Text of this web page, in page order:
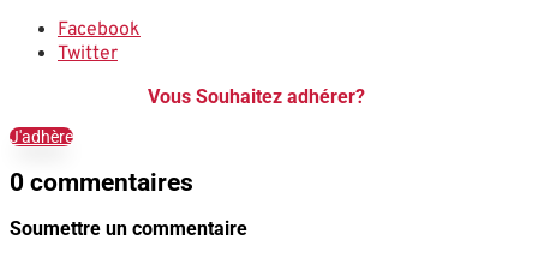
Facebook
Twitter
Vous Souhaitez adhérer?
J'adhère
0 commentaires
Soumettre un commentaire